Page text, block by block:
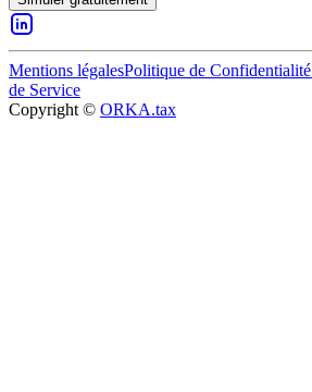
Mentions légalesPolitique de Confidentialité
de Service
Copyright © ORKA.tax